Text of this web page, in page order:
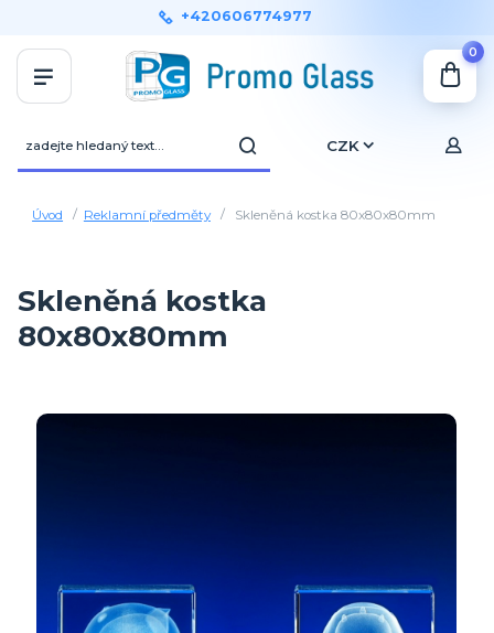
CZK
+420606774977
0
Úvod Reklamní předměty Skleněná kostka 80x80x80mm
Skleněná kostka
80x80x80mm